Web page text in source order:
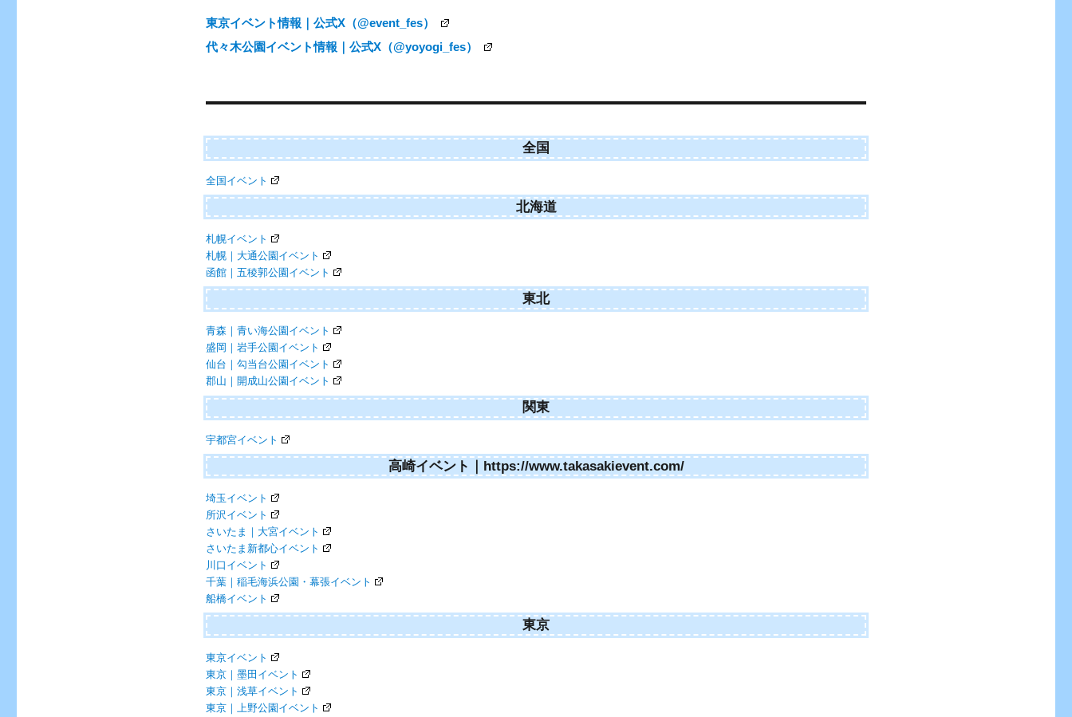
東京イベント情報｜公式X（@event_fes）
代々木公園イベント情報｜公式X（@yoyogi_fes）
全国
全国イベント
北海道
札幌イベント
札幌｜大通公園イベント
函館｜五稜郭公園イベント
東北
青森｜青い海公園イベント
盛岡｜岩手公園イベント
仙台｜勾当台公園イベント
郡山｜開成山公園イベント
関東
宇都宮イベント
高崎イベント｜https://www.takasakievent.com/
埼玉イベント
所沢イベント
さいたま｜大宮イベント
さいたま新都心イベント
川口イベント
千葉｜稲毛海浜公園・幕張イベント
船橋イベント
東京
東京イベント
東京｜墨田イベント
東京｜浅草イベント
東京｜上野公園イベント